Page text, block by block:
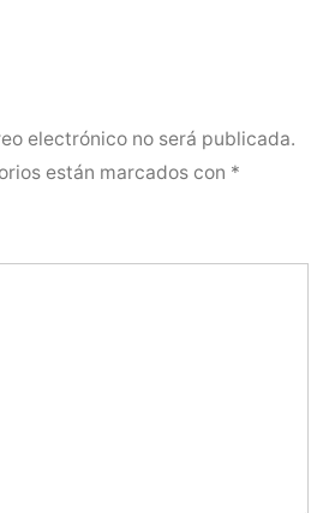
electrónico no será publicada.
están marcados con *